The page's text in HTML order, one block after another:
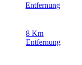
Entfernung
8 Km
Entfernung